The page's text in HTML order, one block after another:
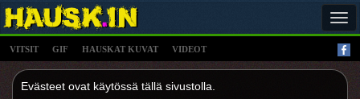
VITSIT GIF HAUSKAT KUVAT VIDEOT
Evästeet ovat käytössä tällä sivustolla.